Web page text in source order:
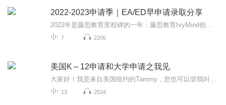
2022-2023申请季｜EA/ED早申请录取分享
7 2206
美国K～12申请和大学申请之我见
13 2534